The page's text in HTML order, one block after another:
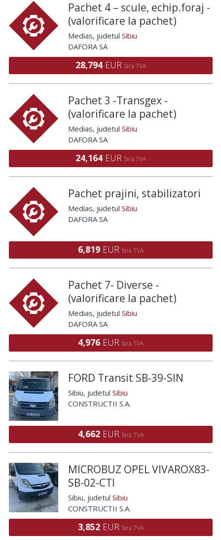
Pachet 4 – scule, echip.foraj -
(valorificare la pachet)
Medias, judetul Sibiu
DAFORA SA
28,794 EUR fara TVA
Pachet 3 -Transgex -
(valorificare la pachet)
Medias, judetul Sibiu
DAFORA SA
24,164 EUR fara TVA
Pachet prajini, stabilizatori
Medias, judetul Sibiu
DAFORA SA
6,819 EUR fara TVA
Pachet 7- Diverse -
(valorificare la pachet)
Medias, judetul Sibiu
DAFORA SA
4,976 EUR fara TVA
FORD Transit SB-39-SIN
Sibiu, judetul Sibiu
CONSTRUCTII S.A.
4,662 EUR fara TVA
MICROBUZ OPEL VIVAROX83-
SB-02-CTI
Sibiu, judetul Sibiu
CONSTRUCTII S.A.
3,852 EUR fara TVA